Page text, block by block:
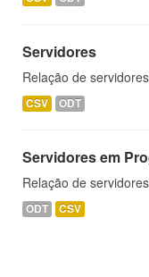
Servidores
Relação de
CSV ODT
Servidores em
Relação de
ODT CSV